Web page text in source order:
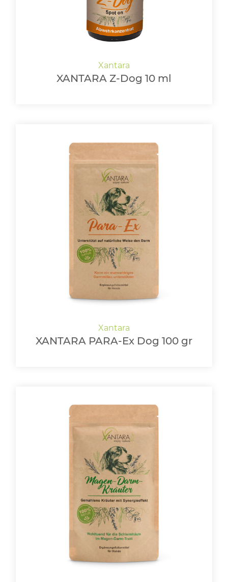
XANTARA Z-Dog 10 ml
XANTARA PARA-Ex Dog 100 gr